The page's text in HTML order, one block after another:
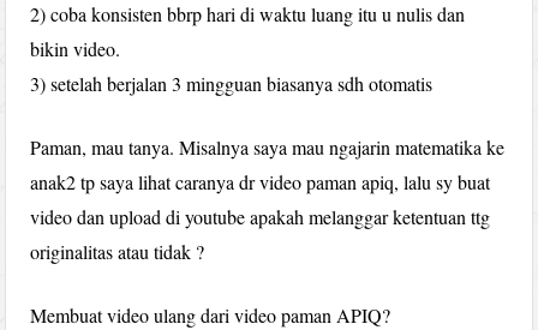
2) coba konsisten bbrp hari di waktu luang itu u nulis dan
bikin video.
3) setelah berjalan 3 mingguan biasanya sdh otomatis
Paman, mau tanya. Misalnya saya mau ngajarin matematika ke
anak2 tp saya lihat caranya dr video paman apiq, lalu sy buat
video dan upload di youtube apakah melanggar ketentuan ttg
originalitas atau tidak ?
Membuat video ulang dari video paman APIQ?